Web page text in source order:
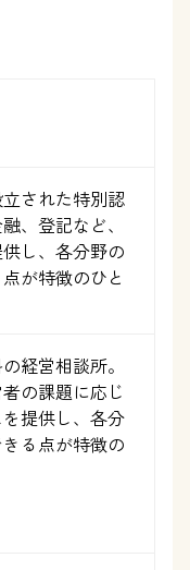
された特別認
、登記など、
し、各分野の
が特徴のひと
経営相談所。
の課題に応じ
提供し、各分
る点が特徴の